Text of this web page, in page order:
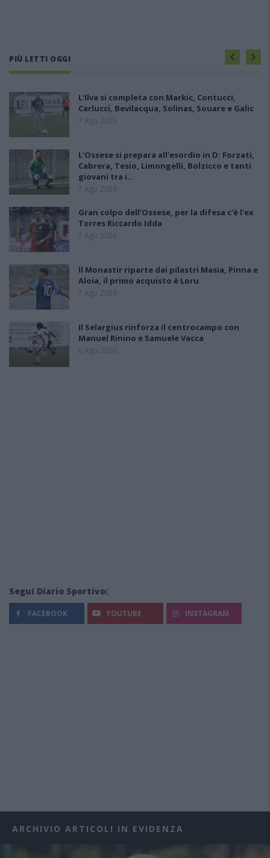
PIÙ LETTI OGGI
L'Ilva si completa con Markic, Contucci,
Carlucci, Bevilacqua, Solinas, Souare e Galic
7 Ago 2026
L'Ossese si prepara all'esordio in D: Forzati,
Cabrera, Tesio, Limongelli, Bolzicco e tanti
giovani tra i…
7 Ago 2026
Gran colpo dell'Ossese, per la difesa c'è l'ex
Torres Riccardo Idda
7 Ago 2026
Il Monastir riparte dai pilastri Masia, Pinna e
Aloia, il primo acquisto è Loru
7 Ago 2026
Il Selargius rinforza il centrocampo con
Manuel Rinino e Samuele Vacca
6 Ago 2026
Segui Diario Sportivo:
FACEBOOK YOUTUBE INSTAGRAM
ARCHIVIO ARTICOLI IN EVIDENZA